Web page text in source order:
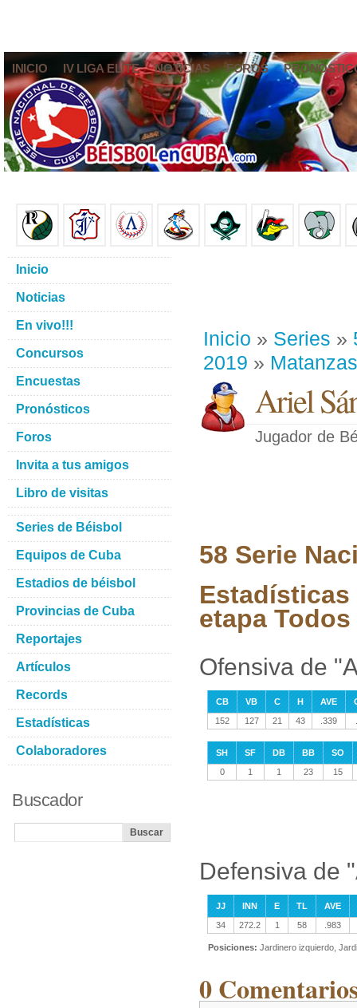
INICIO IV LIGA ELITE NOTICIAS FOROS
Inicio » Series »
2019 » Matanzas
Ariel
Jugador de
58 Serie
Estadísticas
etapa
Ofensiva de
CB VB C H AVE
152
127 21 43 .339
SH SF DB BB
SO
0
1 1 23 15
Defensiva de
JJ INN E TL
AVE
34
272.2 1 58 .983
Posiciones: Jardinero izquierdo,
0
Inicio
Noticias
En vivo!!!
Concursos
Encuestas
Pronósticos
Foros
Invita a tus amigos
Libro de visitas
Series de Béisbol
Equipos de Cuba
Estadios de béisbol
Provincias de Cuba
Reportajes
Artículos
Records
Estadísticas
Colaboradores
Buscador